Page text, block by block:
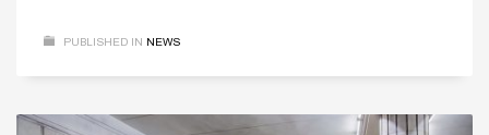
PUBLISHED IN NEWS